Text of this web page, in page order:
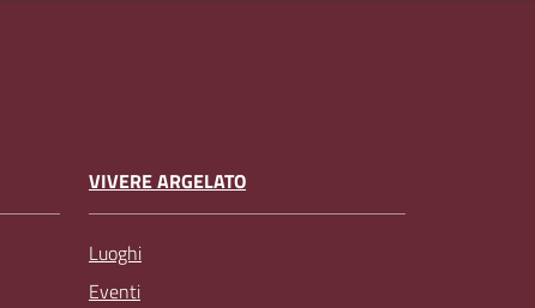
VIVERE ARGELATO
Luoghi
Eventi